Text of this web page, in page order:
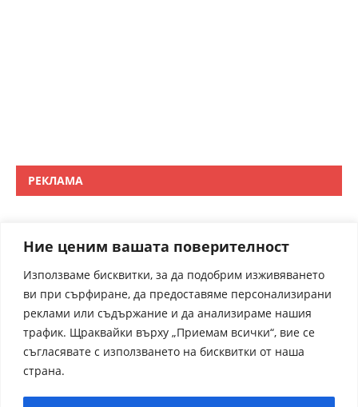
Ние ценим вашата поверителност
Използваме бисквитки, за да подобрим изживяването
ви при сърфиране, да предоставяме персонализирани
реклами или съдържание и да анализираме нашия
трафик. Щраквайки върху „Приемам всички“, вие се
съгласявате с използването на бисквитки от наша
страна.
РЕКЛАМА